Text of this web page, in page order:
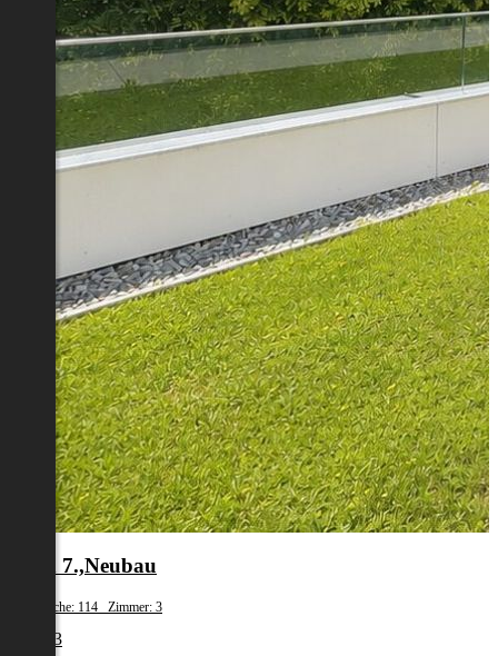
Wien 7.,Neubau
Wohnfläche: 114 Zimmer: 3
€ 2.213